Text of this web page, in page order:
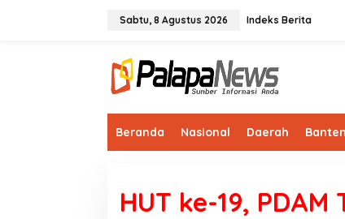
Sabtu, 8 Agustus 2026 Indeks Berita
Beranda Nasional Daerah Banten
HUT ke-19,